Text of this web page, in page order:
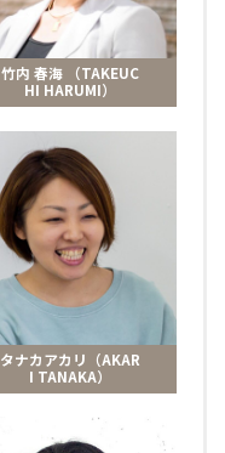
竹内 春海 （TAKEUC
HI HARUMI）
タナカアカリ（AKAR
I TANAKA）